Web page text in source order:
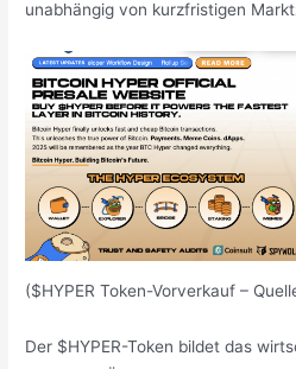
unabhängig von kurzfristigen
($HYPER Token-Vorverkauf –
Der $HYPER-Token bildet das